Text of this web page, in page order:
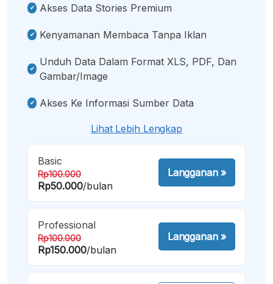
Akses Data Stories Premium
Kenyamanan Membaca Tanpa Iklan
Unduh Data Dalam Format XLS, PDF, Dan
Gambar/image
Akses Ke Informasi Sumber Data
Lihat Lebih Lengkap
Basic
Rp100.000
Rp50.000/bulan
Langganan»
Professional
Rp100.000
Rp150.000/bulan
Langganan»